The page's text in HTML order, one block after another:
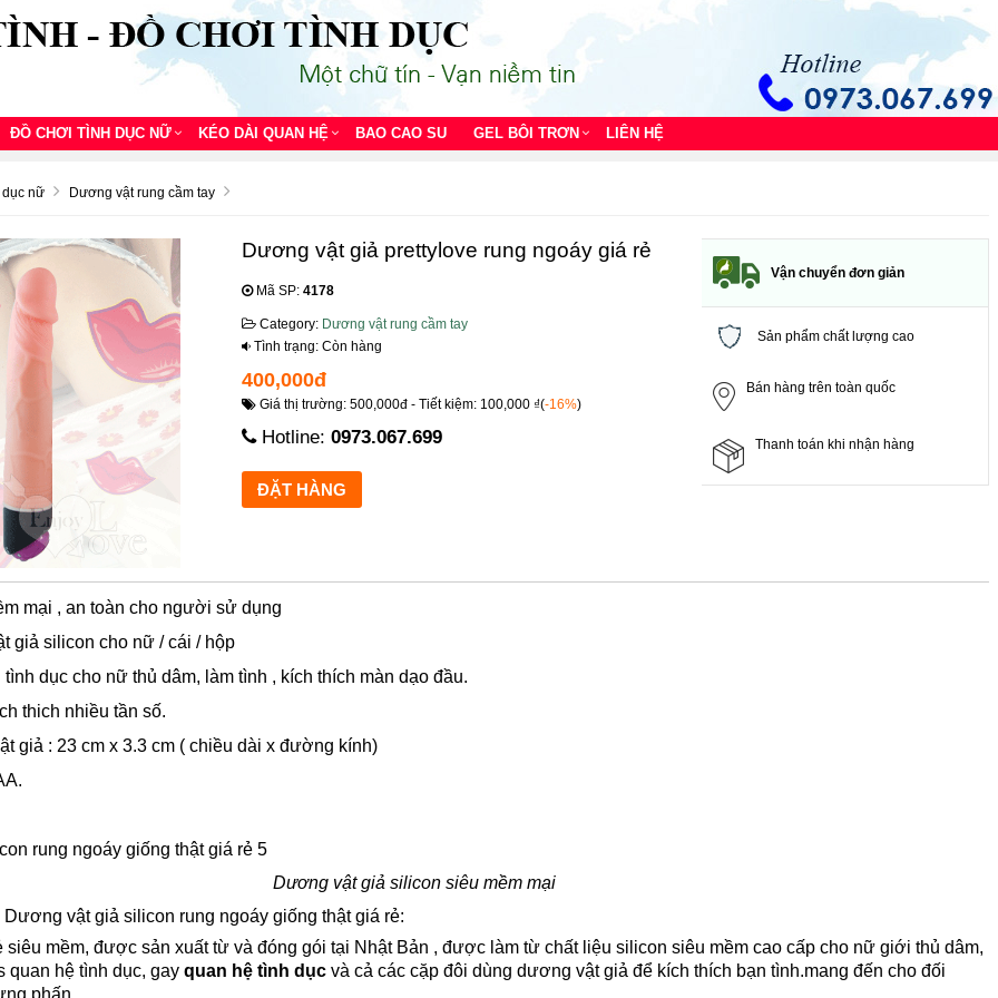
ĐỒ CHƠI TÌNH DỤC NỮ KÉO DÀI QUAN HỆ BAO CAO SU GEL BÔI TRƠN LIÊN HỆ
nữ Dương vật rung cầm tay
Dương vật giả prettylove rung ngoáy giá rẻ
Mã SP: 4178
Category: Dương vật rung cầm tay
Tình trạng: Còn hàng
400,000đ
Giá thị trường: 500,000đ - Tiết kiệm: 100,000 ₫(-16%)
Hotline: 0973.067.699
Vận chuyển đơn giản
Sản phẩm chất lượng cao
Bán hàng trên toàn quốc
Thanh toán khi nhận hàng
mại , an toàn cho người sử dụng
giả silicon cho nữ / cái / hộp
dục cho nữ thủ dâm, làm tình , kích thích màn dạo đầu.
thich nhiều tần số.
giả : 23 cm x 3.3 cm ( chiều dài x đường kính)
Dương vật giả silicon siêu mềm mại
vật giả silicon rung ngoáy giống thật giá rẻ:
mềm, được sản xuất từ và đóng gói tại Nhật Bản , được làm từ chất liệu silicon siêu mềm cao cấp cho nữ giới thủ dâm,
quan hệ tình dục, gay quan hệ tình dụcvà cả các cặp đôi dùng dương vật giả để kích thích bạn tình.mang đến cho đối